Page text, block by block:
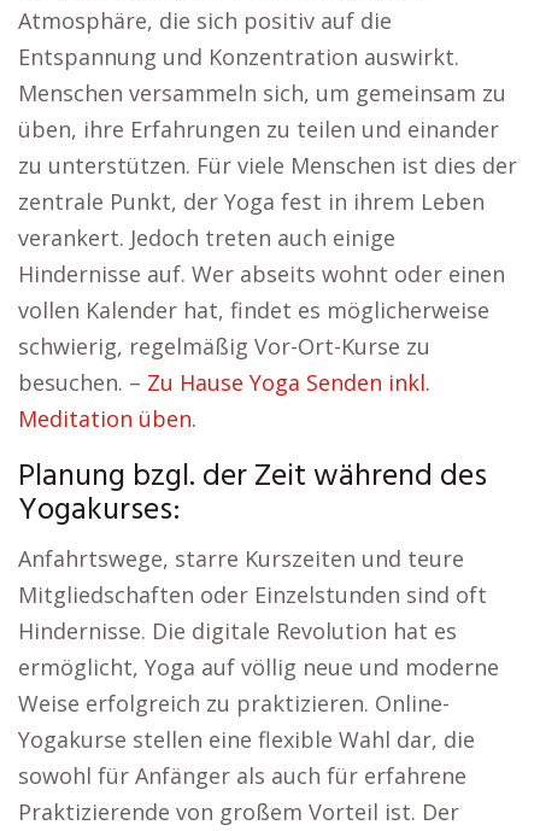
Atmosphäre, die sich positiv auf die
Entspannung und Konzentration auswirkt.
Menschen versammeln sich, um gemeinsam zu
üben, ihre Erfahrungen zu teilen und einander
zu unterstützen. Für viele Menschen ist dies der
zentrale Punkt, der Yoga fest in ihrem Leben
verankert. Jedoch treten auch einige
Hindernisse auf. Wer abseits wohnt oder einen
vollen Kalender hat, findet es möglicherweise
schwierig, regelmäßig Vor-Ort-Kurse zu
besuchen. – Zu Hause Yoga Senden inkl.
Meditation üben.
Planung bzgl. der Zeit während des
Yogakurses:
Anfahrtswege, starre Kurszeiten und teure
Mitgliedschaften oder Einzelstunden sind oft
Hindernisse. Die digitale Revolution hat es
ermöglicht, Yoga auf völlig neue und moderne
Weise erfolgreich zu praktizieren. Online-
Yogakurse stellen eine flexible Wahl dar, die
sowohl für Anfänger als auch für erfahrene
Praktizierende von großem Vorteil ist. Der